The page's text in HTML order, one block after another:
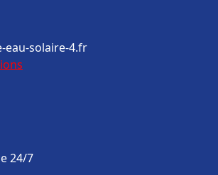
eau-solaire-4.fr
24/7